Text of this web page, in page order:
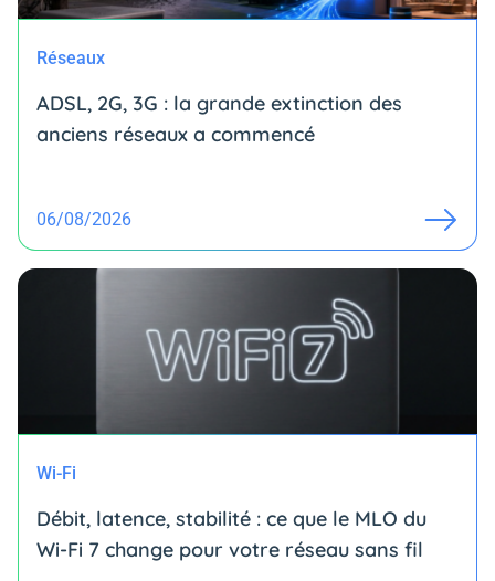
Réseaux
ADSL, 2G, 3G : la grande extinction des
anciens réseaux a commencé
06/08/2026
Wi-Fi
Débit, latence, stabilité : ce que le MLO du
Wi-Fi 7 change pour votre réseau sans fil